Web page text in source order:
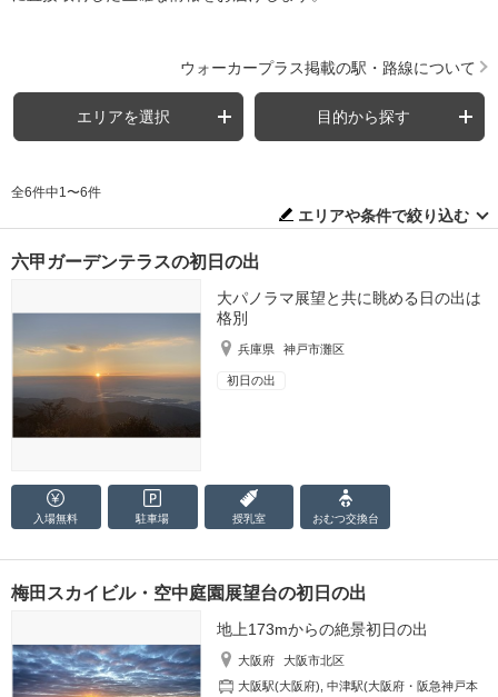
ウォーカープラス掲載の駅・路線について
エリアを選択 目的から探す
全6件中1〜6件
エリアや条件で絞り込む
六甲ガーデンテラスの初日の出
大パノラマ展望と共に眺める日の出は
格別
兵庫県 神戸市灘区
初日の出
入場無料 駐車場 授乳室 おむつ交換台
梅田スカイビル・空中庭園展望台の初日の出
地上173mからの絶景初日の出
大阪府
大阪市北区
大阪駅(大阪府) ,中津駅(大阪府・阪急神戸本